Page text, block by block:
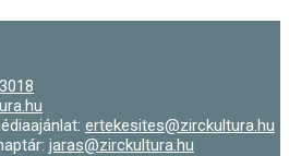
ertekesites@zirckultura.hu
jaras@zirckultura.hu